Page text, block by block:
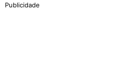
Publicidade